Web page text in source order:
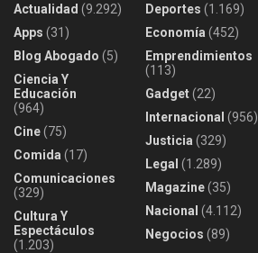
Actualidad (9.292)
Apps (31)
Blog Abogado (5)
Ciencia Y
Educación
(964)
Cine(75)
Comida (17)
Comunicaciones
(329)
Cultura Y
Espectáculos
(1.203)
Deportes (1.169)
Economía (452)
Emprendimientos
(113)
Gadget(22)
Internacional (956)
Justicia (329)
Legal (1.289)
Magazine(35)
Nacional (4.112)
Negocios (89)